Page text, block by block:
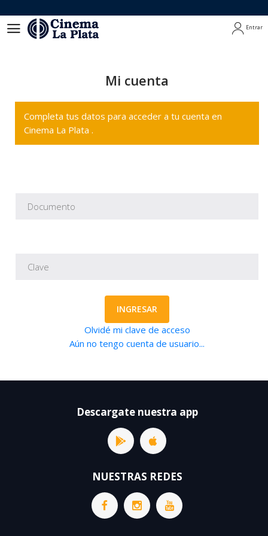
Entrar
Mi cuenta
Completa tus datos para acceder a tu cuenta en
Cinema La Plata .
INGRESAR
Olvidé mi clave de acceso
Aún no tengo cuenta de usuario...
Descargate nuestra app
NUESTRAS REDES